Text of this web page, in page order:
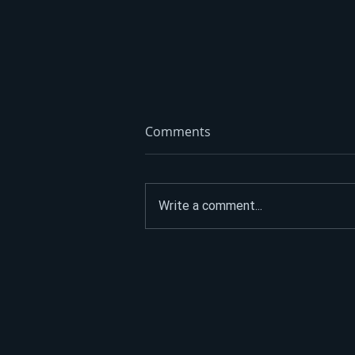
Comments
Write a comment...